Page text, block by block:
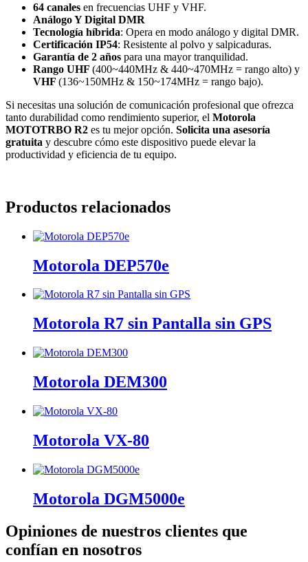
64 canales en frecuencias UHF y VHF.
Análogo Y Digital DMR
Tecnología híbrida: Opera en modo análogo y digital DMR.
Certificación IP54: Resistente al polvo y salpicaduras.
Garantía de 2 años para una mayor tranquilidad.
Rango UHF (400~440MHz & 440~470MHz = rango alto) y
VHF (136~150MHz & 150~174MHz = rango bajo).
Si necesitas una solución de comunicación profesional que ofrezca
tanto durabilidad como rendimiento superior, el Motorola
MOTOTRBO R2 es tu mejor opción. Solicita una asesoría
gratuita y descubre cómo este dispositivo puede elevar la
productividad y eficiencia de tu equipo.
Productos relacionados
Motorola DEP570e
Motorola R7 sin Pantalla sin GPS
Motorola DEM300
Motorola VX-80
Motorola DGM5000e
Opiniones de nuestros clientes que
confían en nosotros